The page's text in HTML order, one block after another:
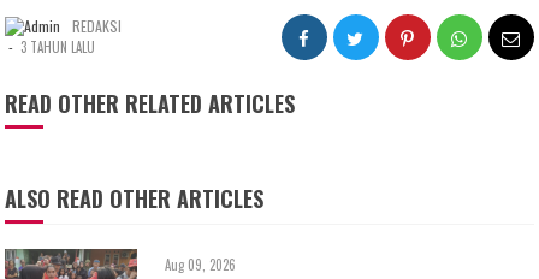
REDAKSI
- 3 TAHUN LALU
READ OTHER RELATED ARTICLES
ALSO READ OTHER ARTICLES
Aug 09, 2026